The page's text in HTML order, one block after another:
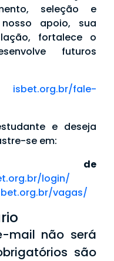
seleção e
apoio, sua
fortalece o
futuros
isbet.org.br/fale-
e deseja
se em:
de
login/
vagas/
mail não será
são